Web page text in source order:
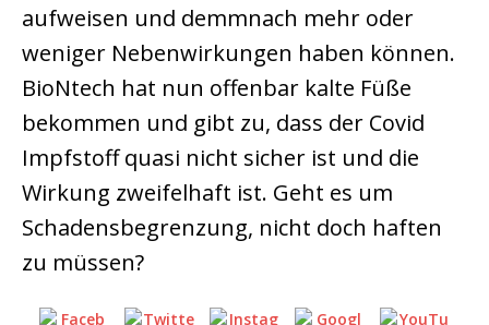
aufweisen und demmnach mehr oder
weniger Nebenwirkungen haben können.
BioNtech hat nun offenbar kalte Füße
bekommen und gibt zu, dass der Covid
Impfstoff quasi nicht sicher ist und die
Wirkung zweifelhaft ist. Geht es um
Schadensbegrenzung, nicht doch haften
zu müssen?